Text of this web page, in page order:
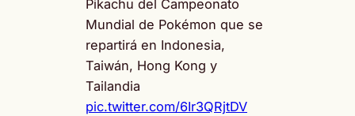
Pikachu del Campeonato
Mundial de Pokémon que se
repartirá en Indonesia,
Taiwán, Hong Kong y
Tailandia
pic.twitter.com/6Ir3QRjtDV